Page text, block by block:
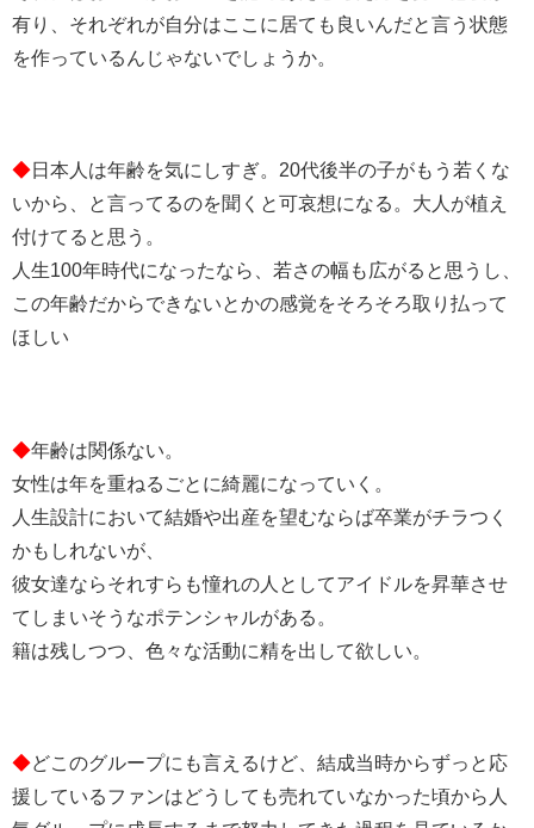
有り、それぞれが自分はここに居ても良いんだと言う状態
を作っているんじゃないでしょうか。
◆日本人は年齢を気にしすぎ。20代後半の子がもう若くな
いから、と言ってるのを聞くと可哀想になる。大人が植え
付けてると思う。
人生100年時代になったなら、若さの幅も広がると思うし、
この年齢だからできないとかの感覚をそろそろ取り払って
ほしい
◆年齢は関係ない。
女性は年を重ねるごとに綺麗になっていく。
人生設計において結婚や出産を望むならば卒業がチラつく
かもしれないが、
彼女達ならそれすらも憧れの人としてアイドルを昇華させ
てしまいそうなポテンシャルがある。
籍は残しつつ、色々な活動に精を出して欲しい。
◆どこのグループにも言えるけど、結成当時からずっと応
援しているファンはどうしても売れていなかった頃から人